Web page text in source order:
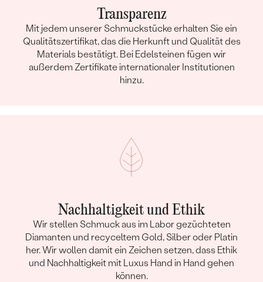
Transparenz
Mit jedem unserer Schmuckstücke erhalten Sie ein
Qualitätszertifikat, das die Herkunft und Qualität des
Materials bestätigt. Bei Edelsteinen fügen wir
außerdem Zertifikate internationaler Institutionen
hinzu.
Nachhaltigkeit und Ethik
Wir stellen Schmuck aus im Labor gezüchteten
Diamanten und recyceltem Gold, Silber oder Platin
her. Wir wollen damit ein Zeichen setzen, dass Ethik
und Nachhaltigkeit mit Luxus Hand in Hand gehen
können.